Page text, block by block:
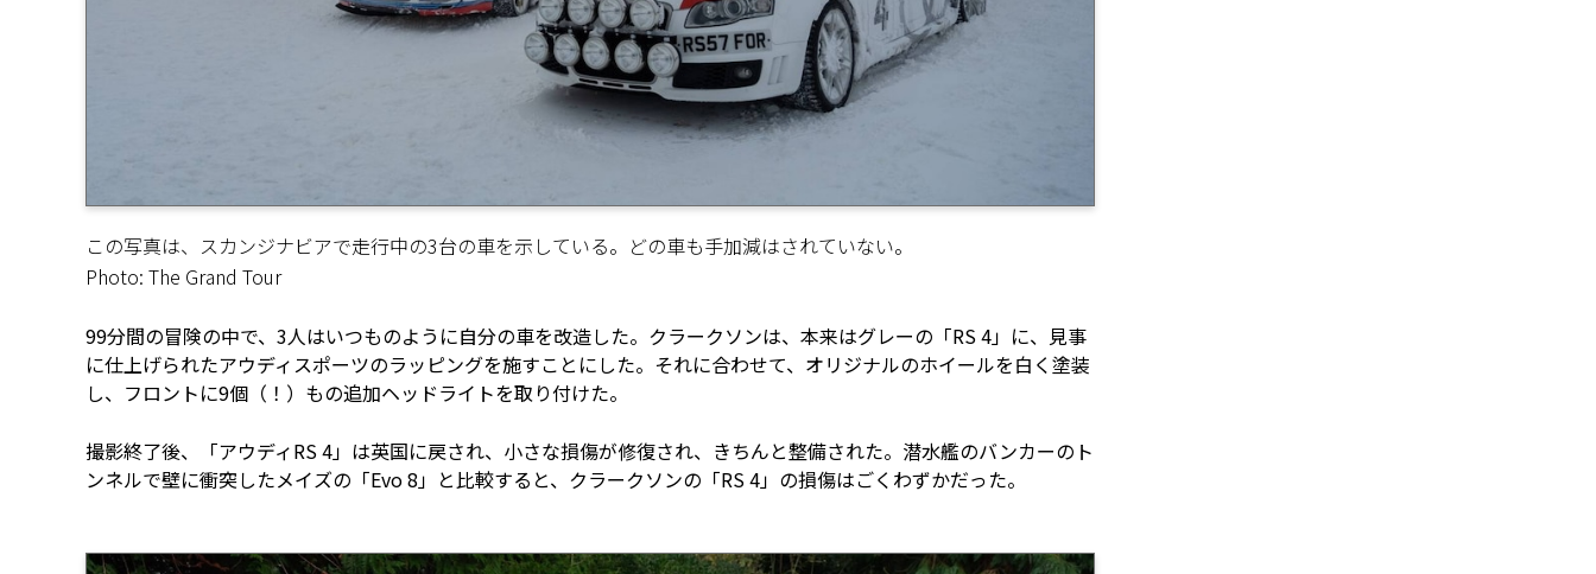
この写真は、スカンジナビアで走行中の3台の車を示している。どの車も手加減はされていない。
Photo: The Grand Tour
99分間の冒険の中で、3人はいつものように自分の車を改造した。クラークソンは、本来はグレーの「RS 4」に、見事
に仕上げられたアウディスポーツのラッピングを施すことにした。それに合わせて、オリジナルのホイールを白く塗装
し、フロントに9個（！）もの追加ヘッドライトを取り付けた。
撮影終了後、「アウディRS 4」は英国に戻され、小さな損傷が修復され、きちんと整備された。潜水艦のバンカーのト
ンネルで壁に衝突したメイズの「Evo 8」と比較すると、クラークソンの「RS 4」の損傷はごくわずかだった。